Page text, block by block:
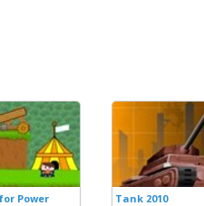
Power
Tank 2010